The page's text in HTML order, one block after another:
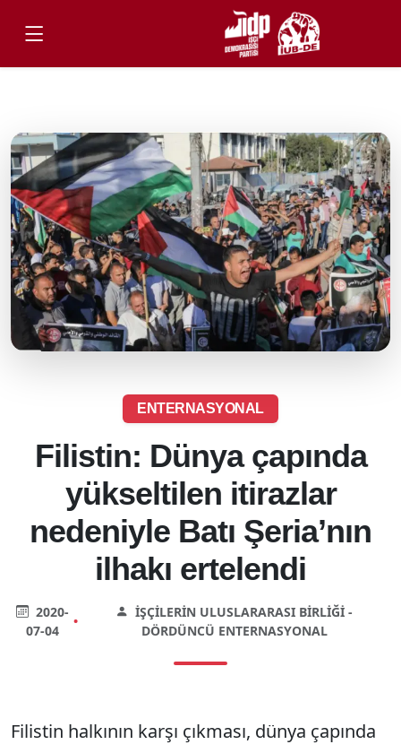
ENTERNASYONAL
Filistin: Dünya çapında
yükseltilen itirazlar
nedeniyle Batı Şeria’nın
ilhakı ertelendi
2020-
07-04
•
İŞÇILERIN ULUSLARARASI BIRLIĞI -
DÖRDÜNCÜ ENTERNASYONAL
Filistin halkının karşı çıkması, dünya çapında